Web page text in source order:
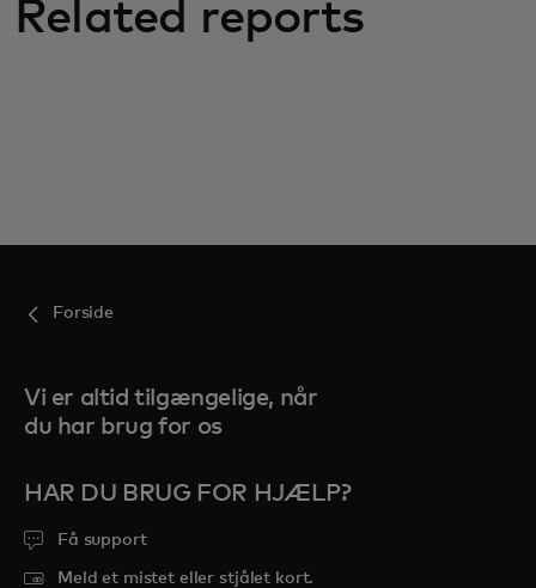
Related reports
Forside
Vi er altid tilgængelige, når
du har brug for os
HAR DU BRUG FOR HJÆLP?
Få support
Meld et mistet eller stjålet kort.